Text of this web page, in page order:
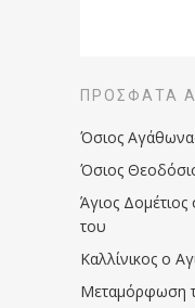
ΠΡΌΣΦΑΤΑ
Όσιος
Όσιος
Άγιος
του
Καλλίνικος ο
Μεταμόρφωση